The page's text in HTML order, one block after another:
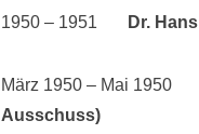
1950 – 1951 Dr.
März 1950 – Mai 1950
Ausschuss)